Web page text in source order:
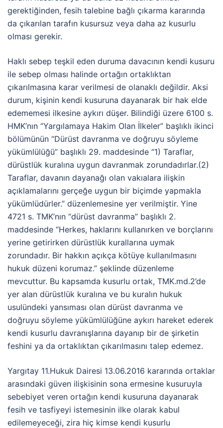
gerektiğinden, fesih talebine bağlı çıkarma kararında
da çıkarılan tarafın kusursuz veya daha az kusurlu
olması gerekir.
Haklı sebep teşkil eden duruma davacının kendi kusuru
ile sebep olması halinde ortağın ortaklıktan
çıkarılmasına karar verilmesi de olanaklı değildir. Aksi
durum, kişinin kendi kusuruna dayanarak bir hak elde
edememesi ilkesine aykırı düşer. Bilindiği üzere 6100 s.
HMK’nın “Yargılamaya Hakim Olan İlkeler” başlıklı ikinci
bölümünün “Dürüst davranma ve doğruyu söyleme
yükümlülüğü” başlıklı 29. maddesinde “1) Taraflar,
dürüstlük kuralına uygun davranmak zorundadırlar.(2)
Taraflar, davanın dayanağı olan vakıalara ilişkin
açıklamalarını gerçeğe uygun bir biçimde yapmakla
yükümlüdürler.” düzenlemesine yer verilmiştir. Yine
4721 s. TMK’nın “dürüst davranma” başlıklı 2.
maddesinde “Herkes, haklarını kullanırken ve borçlarını
yerine getirirken dürüstlük kurallarına uymak
zorundadır. Bir hakkın açıkça kötüye kullanılmasını
hukuk düzeni korumaz.” şeklinde düzenleme
mevcuttur. Bu kapsamda kusurlu ortak, TMK.md.2’de
yer alan dürüstlük kuralına ve bu kuralın hukuk
usulündeki yansıması olan dürüst davranma ve
doğruyu söyleme yükümlülüğüne aykırı hareket ederek
kendi kusurlu davranışlarına dayanıp bir de şirketin
feshini ya da ortaklıktan çıkarılmasını talep edemez.
Yargıtay 11.Hukuk Dairesi 13.06.2016 kararında ortaklar
arasındaki güven ilişkisinin sona ermesine kusuruyla
sebebiyet veren ortağın kendi kusuruna dayanarak
fesih ve tasfiyeyi istemesinin ilke olarak kabul
edilemeyeceği, zira hiç kimse kendi kusurlu